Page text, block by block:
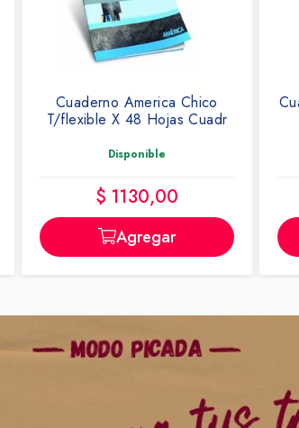
Cuad Rivadavia A Rayas Rojo
98 Hojas 19x23cm
Disponible
$ 12.770,00
Agregar